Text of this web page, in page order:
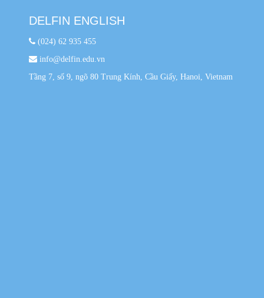
DELFIN ENGLISH
(024) 62 935 455
info@delfin.edu.vn
Tầng 7, số 9, ngõ 80 Trung Kính, Cầu Giấy, Hanoi, Vietnam